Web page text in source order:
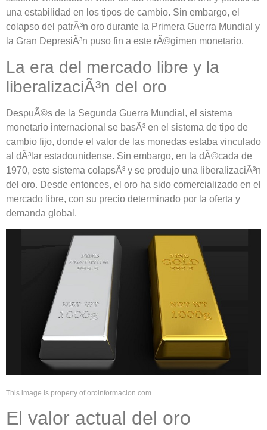
una estabilidad en los tipos de cambio. Sin embargo, el
colapso del patrÃ³n oro durante la Primera Guerra Mundial y
la Gran DepresiÃ³n puso fin a este rÃ©gimen monetario.
La era del mercado libre y la
liberalizaciÃ³n del oro
DespuÃ©s de la Segunda Guerra Mundial, el sistema
monetario internacional se basÃ³ en el sistema de tipo de
cambio fijo, donde el valor de las monedas estaba vinculado
al dÃ³lar estadounidense. Sin embargo, en la dÃ©cada de
1970, este sistema colapsÃ³ y se produjo una liberalizaciÃ³n
del oro. Desde entonces, el oro ha sido comercializado en el
mercado libre, con su precio determinado por la oferta y
demanda global.
This image is property of oroinformacion.com.
El valor actual del oro